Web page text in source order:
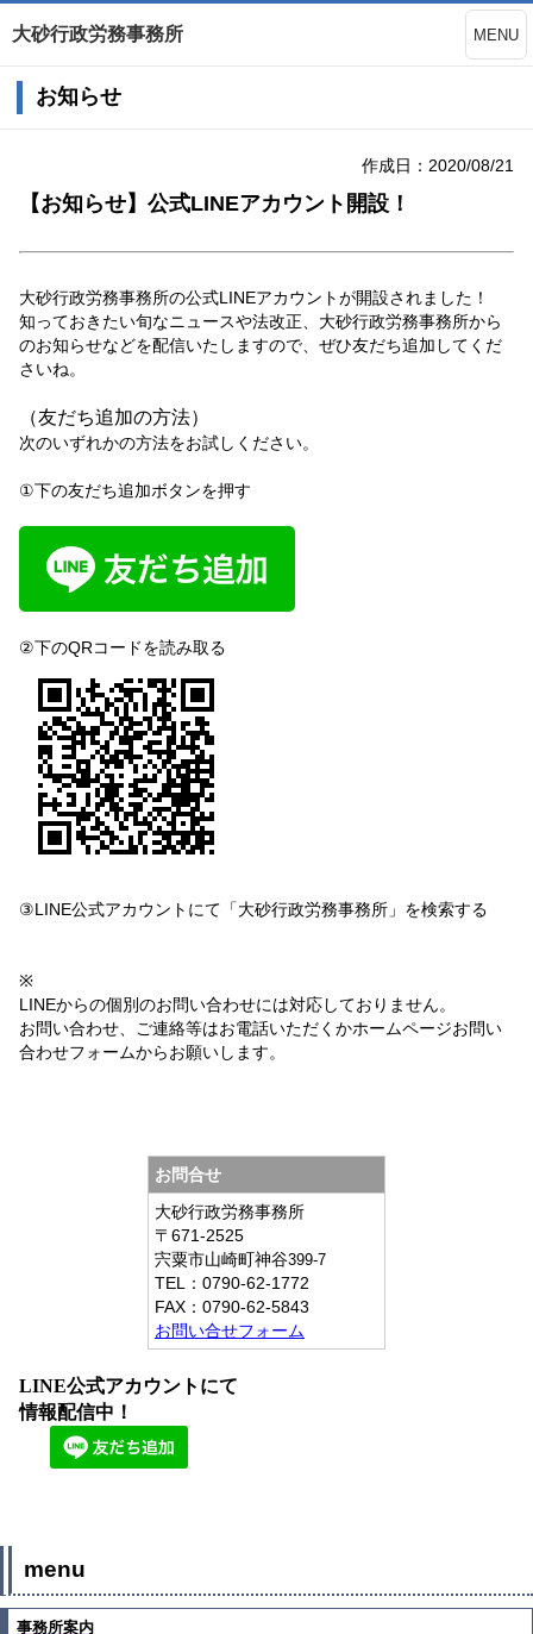
大砂行政労務事務所 MENU
お知らせ
作成日：2020/08/21
【お知らせ】公式LINEアカウント開設！
大砂行政労務事務所の公式LINEアカウントが開設されました！
知っておきたい旬なニュースや法改正、大砂行政労務事務所から
のお知らせなどを配信いたしますので、ぜひ友だち追加してくだ
さいね。
（友だち追加の方法）
次のいずれかの方法をお試しください。
①下の友だち追加ボタンを押す
②下のQRコードを読み取る
③LINE公式アカウントにて「大砂行政労務事務所」を検索する
※
LINEからの個別のお問い合わせには対応しておりません。
お問い合わせ、ご連絡等はお電話いただくかホームページお問い
合わせフォームからお願いします。
お問合せ
大砂行政労務事務所
〒671-2525
宍粟市山崎町神谷399-7
TEL： 0790-62-1772
FAX： 0790-62-5843
お問い合せフォーム
LINE公式アカウントにて
情報配信中！
menu
事務所案内